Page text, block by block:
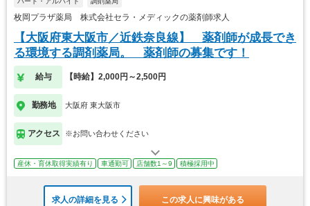
枚岡プラザ薬局 株式会社セラ・メディックの薬剤師求人
【大阪府東大阪市／近鉄奈良線】 薬剤師が成長でき
る環境する調剤薬局。 薬剤師の募集です！
給与 【時給】2,000円～2,500円
勤務地 大阪府 東大阪市
アクセス ※お問い合わせください
産休・育休取得実績有り 車通勤可 店舗数1～9 積極採用中
求人の詳細を見る この求人に興味がある